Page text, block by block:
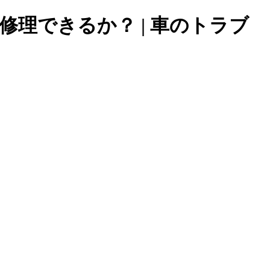
理できるか？ | 車のトラブ